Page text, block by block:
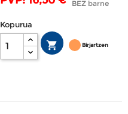
BEZ barne
Kopurua
 Birjartzen